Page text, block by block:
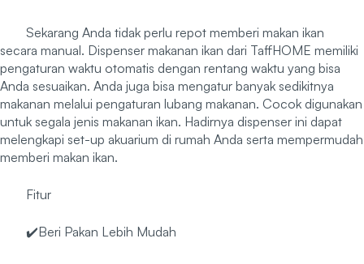
Sekarang Anda tidak perlu repot memberi makan ikan
secara manual. Dispenser makanan ikan dari TaffHOME memiliki
pengaturan waktu otomatis dengan rentang waktu yang bisa
Anda sesuaikan. Anda juga bisa mengatur banyak sedikitnya
makanan melalui pengaturan lubang makanan. Cocok digunakan
untuk segala jenis makanan ikan. Hadirnya dispenser ini dapat
melengkapi set-up akuarium di rumah Anda serta mempermudah
memberi makan ikan.
Fitur
✔️Beri Pakan Lebih Mudah